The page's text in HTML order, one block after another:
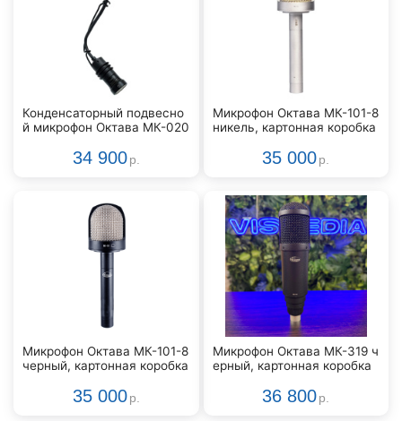
Конденсаторный подвесно
й микрофон Октава МК-020
34 900 р.
Микрофон Октава МК-101-8
никель, картонная коробка
35 000 р.
Микрофон Октава МК-101-8
черный, картонная коробка
35 000 р.
Микрофон Октава МК-319 ч
ерный, картонная коробка
36 800 р.